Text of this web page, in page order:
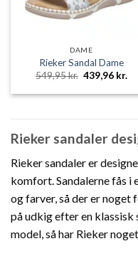
DAME
Rieker Sandal Dame
549,95kr. Den
oprindelige
pris
439,96 kr.Den
Rieker sandaler
Rieker sandaler er
komfort. Sandalerne fås
og farver, så der er noget
på udkig efter en klassisk
model, så har Rieker